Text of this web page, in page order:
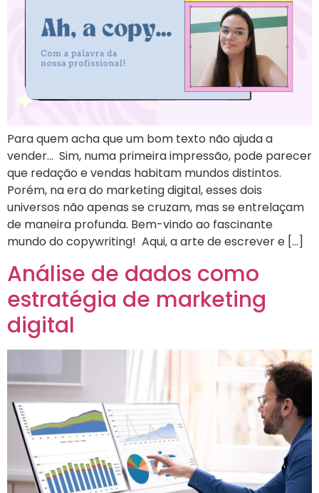
Para quem acha que um bom texto não ajuda a
vender… Sim, numa primeira impressão, pode parecer
que redação e vendas habitam mundos distintos.
Porém, na era do marketing digital, esses dois
universos não apenas se cruzam, mas se entrelaçam
de maneira profunda. Bem-vindo ao fascinante
mundo do copywriting! Aqui, a arte de escrever e […]
Análise de dados como
estratégia de marketing
digital